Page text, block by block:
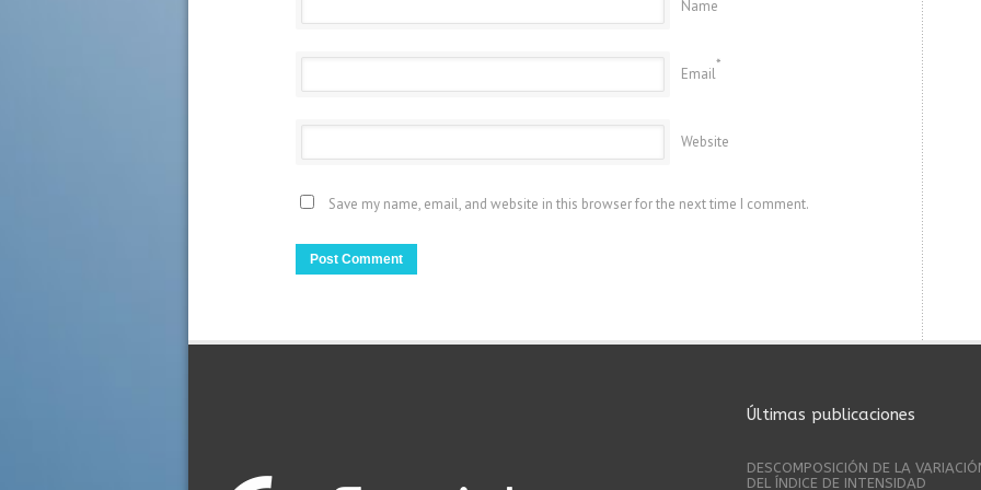
Name
Email
*
Website
Save my name, email, and website in this browser for the next time I comment.
Últimas publicaciones
DESCOMPOSICIÓN DE LA
DEL ÍNDICE DE INTENSIDAD